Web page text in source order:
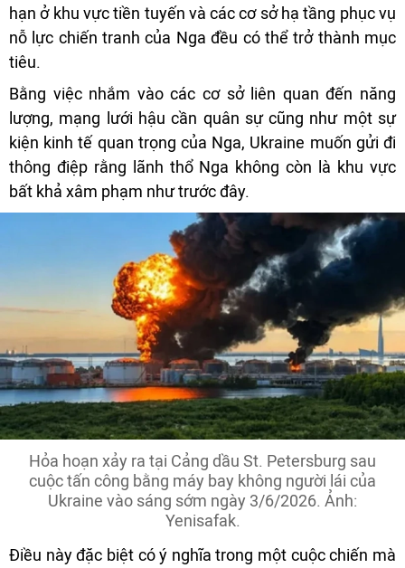
hạn ở khu vực tiền tuyến và các cơ sở hạ tầng phục vụ
nỗ lực chiến tranh của Nga đều có thể trở thành mục
tiêu.
Bằng việc nhắm vào các cơ sở liên quan đến năng
lượng, mạng lưới hậu cần quân sự cũng như một sự
kiện kinh tế quan trọng của Nga, Ukraine muốn gửi đi
thông điệp rằng lãnh thổ Nga không còn là khu vực
bất khả xâm phạm như trước đây.
Hỏa hoạn xảy ra tại Cảng dầu St. Petersburg sau
cuộc tấn công bằng máy bay không người lái của
Ukraine vào sáng sớm ngày 3/6/2026. Ảnh:
Yenisafak.
Điều này đặc biệt có ý nghĩa trong một cuộc chiến mà